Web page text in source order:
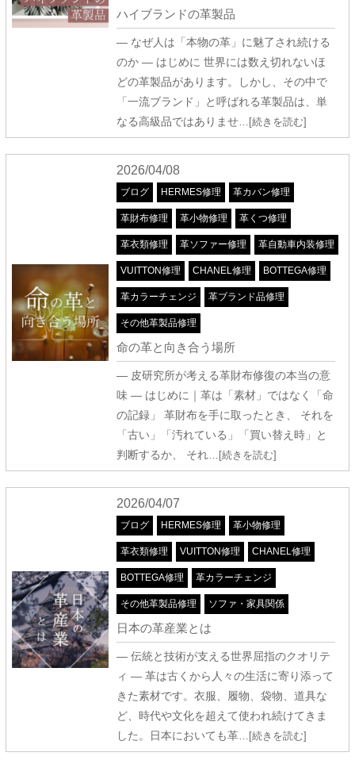
ハイブランドの革製品
― なぜ人は「本物の革」に魅了され続ける
のか ― はじめに 世界には数え切れないほ
どの革製品があります。しかし、その中で
「一流ブランド」と呼ばれる革製品は、単
なる高級品ではありませ…[続きを読む]
2026/04/08
ブログ HERMES修理 革カバン修理
革財布修理 革小物修理 革くつ修理
革衣類修理 革ソファー修理 革自動車内装修理
VUITTON修理 CHANEL修理 BOTTEGA修理
革カラーチェンジ 革ブランド品修理
その他革製品修理
命の革と向き合う場所
― 皮研究所が考える革財布修復の本当の意
味 ― はじめに｜革は「素材」ではなく「命
の記録」 革財布を手に取ったとき、 それを
「古い」「汚れている」「買い替え時」と
判断するか、 それ…[続きを読む]
2026/04/07
ブログ HERMES修理 革小物修理
革衣類修理 VUITTON修理 CHANEL修理
BOTTEGA修理 革カラーチェンジ
その他革製品修理 ソファ・家具関係
日本の革産業とは
― 伝統と技術が支える世界屈指のクオリテ
ィ ― 革は古くから人々の生活に寄り添って
きた素材です。衣服、履物、袋物、道具な
ど、時代や文化を超えて使われ続けてきま
した。日本においても革…[続きを読む]